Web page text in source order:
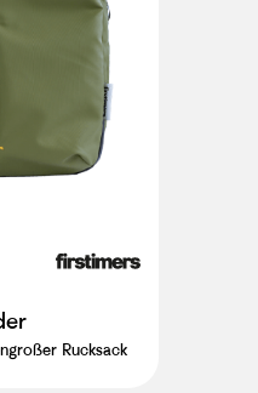
Rucksack